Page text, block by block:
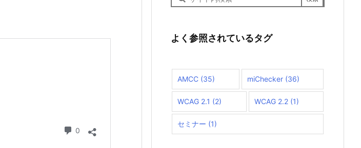
イ
検
よく参照されているタグ
AMCC (35) miChecker(36)
WCAG 2.1 (2) WCAG 2.2(1)
セミナー (1)